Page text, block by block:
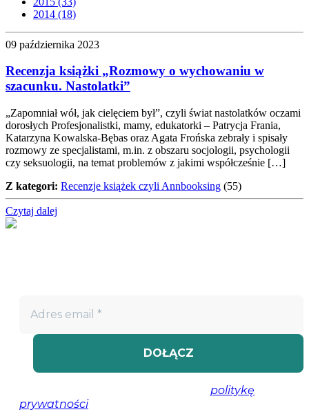
2014 (18)
09 października 2023
Recenzja książki „Rozmowy o wychowaniu w
szacunku. Nastolatki”
„Zapomniał wół, jak cielęciem był”, czyli świat nastolatków oczami
dorosłych Profesjonalistki, mamy, edukatorki – Patrycja Frania,
Katarzyna Kowalska-Bębas oraz Agata Frońska zebrały i spisały
rozmowy ze specjalistami, m.in. z obszaru socjologii, psychologii
czy seksuologii, na temat problemów z jakimi współcześnie […]
Z kategori: Recenzje książek czyli Annbooksing (55)
Czytaj dalej
politykę
prywatności, aby uzyskać więcej informacji.